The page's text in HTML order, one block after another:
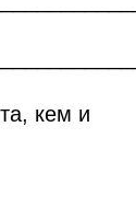
кем и